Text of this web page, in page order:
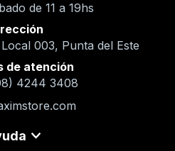
de 11 a 19hs
003, Punta del Este
de atención
4244 3408